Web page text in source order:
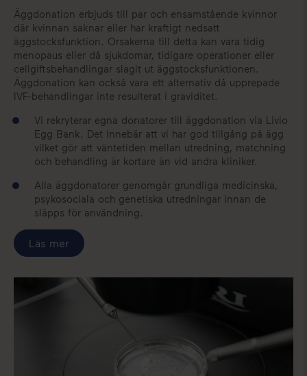
Äggdonation erbjuds till par och ensamstående kvinnor
där kvinnan saknar eller har kraftigt nedsatt
äggstocksfunktion. Orsakerna till detta kan vara tidig
menopaus eller då sjukdomar, tidigare operationer eller
cellgiftsbehandlingar slagit ut äggstocksfunktionen.
Äggdonation kan också vara ett alternativ då upprepade
IVF-behandlingar inte resulterat i graviditet.
Vi rekryterar egna donatorer till äggdonation via Livio
Egg Bank. Det innebär att vi har god tillgång på ägg
vilket gör att väntetiden mellan utredning, matchning
och behandling är kortare än vid andra kliniker.
Alla äggdonatorer genomgår grundliga medicinska,
psykosociala och genetiska utredningar innan de
släpps för användning.
Läs mer